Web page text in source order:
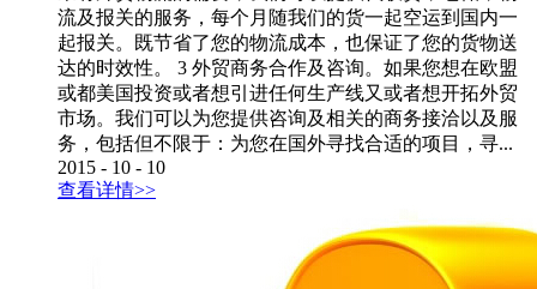
流及报关的服务，每个月随我们的货一起空运到国内一
起报关。既节省了您的物流成本，也保证了您的货物送
达的时效性。 3 外贸商务合作及咨询。如果您想在欧盟
或都美国投资或者想引进任何生产线又或者想开拓外贸
市场。我们可以为您提供咨询及相关的商务接洽以及服
务，包括但不限于：为您在国外寻找合适的项目，寻...
2015 - 10 - 10
查看详情>>